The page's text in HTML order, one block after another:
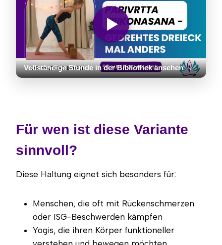
Vollständige Stunde in der Bibliothek ansehen →
Für wen ist diese Variante
sinnvoll?
Diese Haltung eignet sich besonders für:
Menschen, die oft mit Rückenschmerzen
oder ISG-Beschwerden kämpfen
Yogis, die ihren Körper funktioneller